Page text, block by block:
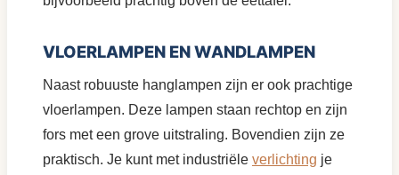
VLOERLAMPEN EN WANDLAMPEN
Naast robuuste hanglampen zijn er ook prachtige
vloerlampen. Deze lampen staan rechtop en zijn
fors met een grove uitstraling. Bovendien zijn ze
praktisch. Je kunt met industriële verlichting je